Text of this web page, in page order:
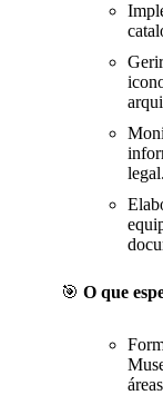
legal.
🎯 O que